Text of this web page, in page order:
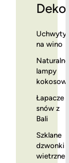
Uchwyty
na wino
Naturalne
lampy
kokosowe
Łapacze
snów z
Bali
Szklane
dzwonki
wietrzne